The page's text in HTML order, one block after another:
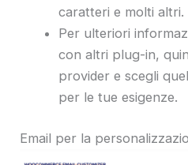
caratteri e molti altri.
Per ulteriori
con altri plug-in,
provider e scegli
per le tue esigenze.
Email per la